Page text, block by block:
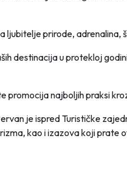
ljubitelje prirode, adrenalina,
destinacija u protekloj
promocija najboljih praksi
je ispred Turističke
kao i izazova koji prate